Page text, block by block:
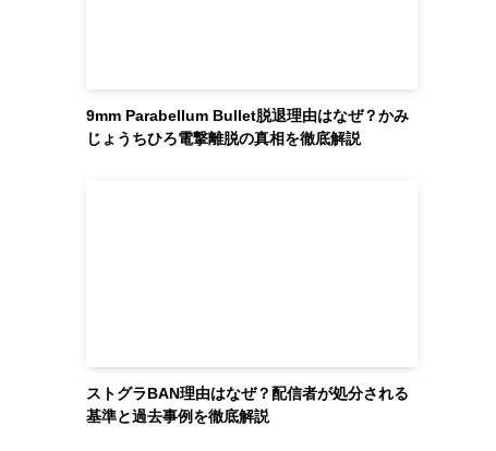
9mm Parabellum Bullet脱退理由はなぜ？かみ
じょうちひろ電撃離脱の真相を徹底解説
ストグラBAN理由はなぜ？配信者が処分される
基準と過去事例を徹底解説